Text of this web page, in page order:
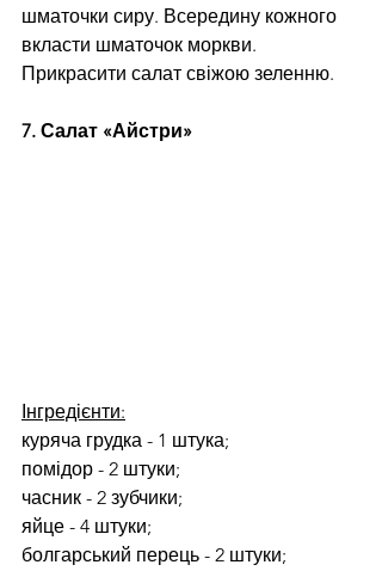
шматочки сиру. Всередину кожного
вкласти шматочок моркви.
Прикрасити салат свіжою зеленню.
7. Салат «Айстри»
Інгредієнти:
куряча грудка - 1 штука;
помідор - 2 штуки;
часник - 2 зубчики;
яйце - 4 штуки;
болгарський перець - 2 штуки;